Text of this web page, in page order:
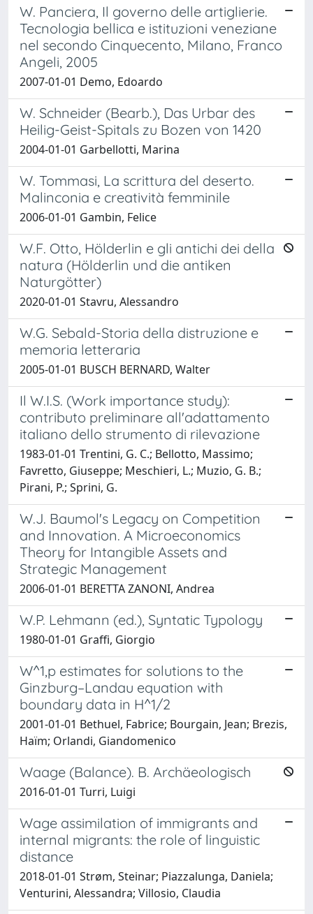
W. Panciera, Il governo delle artiglierie.
Tecnologia bellica e istituzioni veneziane
nel secondo Cinquecento, Milano, Franco
Angeli, 2005
2007-01-01 Demo, Edoardo
W. Schneider (Bearb.), Das Urbar des
Heilig-Geist-Spitals zu Bozen von 1420
2004-01-01 Garbellotti, Marina
W. Tommasi, La scrittura del deserto.
Malinconia e creatività femminile
2006-01-01 Gambin, Felice
W.F. Otto, Hölderlin e gli antichi dei della
natura (Hölderlin und die antiken
Naturgötter)
2020-01-01 Stavru, Alessandro
W.G. Sebald-Storia della distruzione e
memoria letteraria
2005-01-01 BUSCH BERNARD, Walter
Il W.I.S. (Work importance study):
contributo preliminare all'adattamento
italiano dello strumento di rilevazione
1983-01-01 Trentini, G. C.; Bellotto, Massimo;
Favretto, Giuseppe; Meschieri, L.; Muzio, G. B.;
Pirani, P.; Sprini, G.
W.J. Baumol's Legacy on Competition
and Innovation. A Microeconomics
Theory for Intangible Assets and
Strategic Management
2006-01-01 BERETTA ZANONI, Andrea
W.P. Lehmann (ed.), Syntatic Typology
1980-01-01 Graffi, Giorgio
W^1,p estimates for solutions to the
Ginzburg–Landau equation with
boundary data in H^1/2
2001-01-01 Bethuel, Fabrice; Bourgain, Jean; Brezis,
Haı̈m; Orlandi, Giandomenico
Waage (Balance). B. Archäeologisch
2016-01-01 Turri, Luigi
Wage assimilation of immigrants and
internal migrants: the role of linguistic
distance
2018-01-01 Strøm, Steinar; Piazzalunga, Daniela;
Venturini, Alessandra; Villosio, Claudia